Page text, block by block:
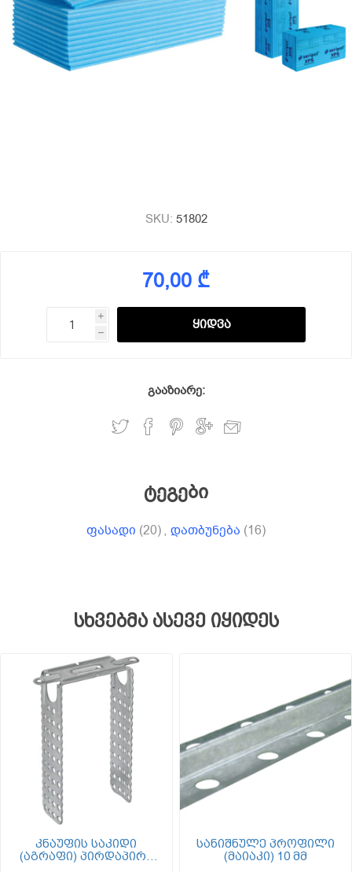
SKU: 51802
70,00 ₾
i
h
გააზიარე:
ტეგები
ფასადი (20), დათბუნება (16)
სხვებმა ასევე იყიდეს
კნაუფის საკიდი
(აგრაფი) პირდაპირი
სანიშნულე პროფილი
(მაიაკი) 10 მმ